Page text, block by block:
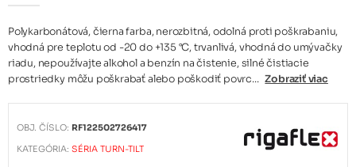
Polykarbonátová, čierna farba, nerozbitná, odolná proti poškrabaniu,
vhodná pre teplotu od -20 do +135 °C, trvanlivá, vhodná do umývačky
riadu, nepoužívajte alkohol a benzín na čistenie, silné čistiacie
prostriedky môžu poškrabať alebo poškodiť povrc... Zobraziť viac
OBJ. ČÍSLO: RF122502726417
KATEGÓRIA:SÉRIA TURN-TILT